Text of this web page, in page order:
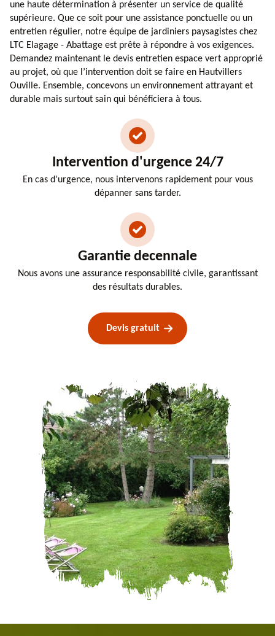
une haute détermination à présenter un service de qualité
supérieure. Que ce soit pour une assistance ponctuelle ou un
entretien régulier, notre équipe de jardiniers paysagistes chez
LTC Elagage - Abattage est prête à répondre à vos exigences.
Demandez maintenant le devis entretien espace vert approprié
au projet, où que l’intervention doit se faire en Hautvillers
Ouville. Ensemble, concevons un environnement attrayant et
durable mais surtout sain qui bénéficiera à tous.
Intervention d'urgence 24/7
En cas d'urgence, nous intervenons rapidement pour vous
dépanner sans tarder.
Garantie decennale
Nous avons une assurance responsabilité civile, garantissant
des résultats durables.
Devis gratuit